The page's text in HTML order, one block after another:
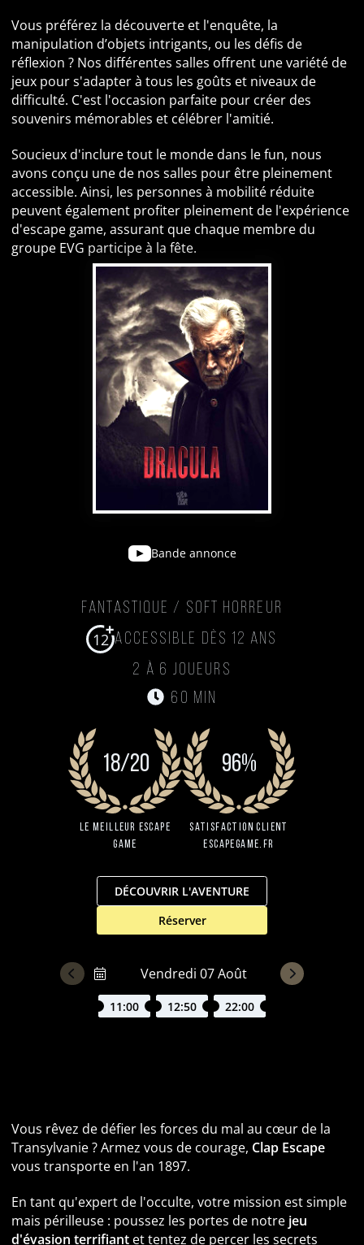
Vous préférez la découverte et l'enquête, la
manipulation d’objets intrigants, ou les défis de
réflexion ? Nos différentes salles offrent une variété de
jeux pour s'adapter à tous les goûts et niveaux de
difficulté. C'est l'occasion parfaite pour créer des
souvenirs mémorables et célébrer l'amitié.
Soucieux d'inclure tout le monde dans le fun, nous
avons conçu une de nos salles pour être pleinement
accessible. Ainsi, les personnes à mobilité réduite
peuvent également profiter pleinement de l'expérience
d'escape game, assurant que chaque membre du
groupe EVG participe à la fête.
Bande annonce
Fantastique / Soft Horreur
12 Accessible dès 12 ans
2 à 6 joueurs
60 min
18/20
Le Meilleur Escape
Game
96%
Satisfaction client
EscapeGame.fr
DÉCOUVRIR L'AVENTURE
Réserver
11:00 12:50 22:00
Vous rêvez de défier les forces du mal au cœur de la
Transylvanie ? Armez vous de courage, Clap Escape
vous transporte en l'an 1897.
En tant qu'expert de l'occulte, votre mission est simple
mais périlleuse : poussez les portes de notre jeu
d'évasion terrifiant et tentez de percer les secrets